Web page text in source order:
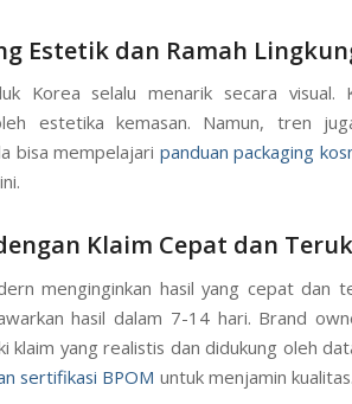
Estetik dan Ramah
Korea selalu menarik secara visual.
estetika kemasan. Namun, tren
bisa mempelajari panduan packaging
Klaim Cepat dan
menginginkan hasil yang cepat dan
hasil dalam 7-14 hari. Brand
klaim yang realistis dan didukung oleh
sertifikasi BPOM untuk menjamin kualitas.